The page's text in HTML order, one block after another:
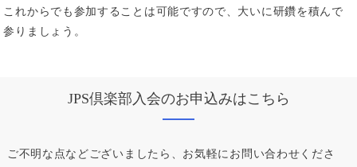
これからでも参加することは可能ですので、大いに研鑽を積んで
参りましょう。
JPS倶楽部入会のお申込みはこちら
ご不明な点などございましたら、お気軽にお問い合わせくださ